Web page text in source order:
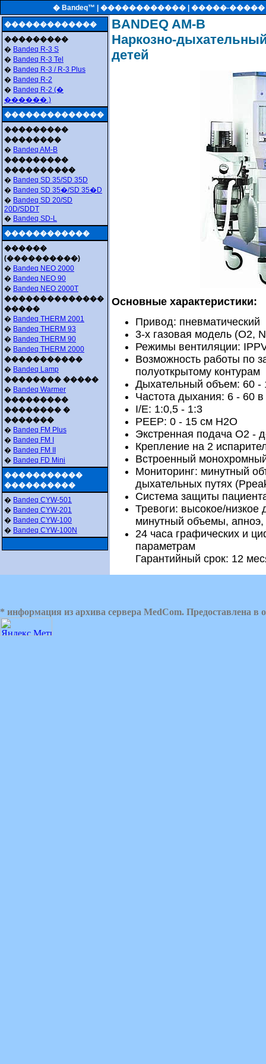
� Bandeq™ | ������������
| �����-�����
�������������
���������
� Bandeq R-3 S
� Bandeq R-3 Tel
� Bandeq R-3 / R-3 Plus
� Bandeq R-2
� Bandeq R-2 (�
������.)
��������������
���������
��������
� Bandeq AM-B
���������
����������
� Bandeq SD 35/SD 35D
� Bandeq SD 35�/SD 35�D
� Bandeq SD 20/SD
20D/SDDT
� Bandeq SD-L
������������
������
(����������)
� Bandeq NEO 2000
� Bandeq NEO 90
� Bandeq NEO 2000T
��������������
�����
� Bandeq THERM 2001
� Bandeq THERM 93
� Bandeq THERM 90
� Bandeq THERM 2000
�����������
� Bandeq Lamp
�������� �����
� Bandeq Warmer
���������
�������� �
�������
� Bandeq FM Plus
� Bandeq FM I
� Bandeq FM II
� Bandeq FD Mini
�����������
����������
� Bandeq CYW-501
� Bandeq CYW-201
� Bandeq CYW-100
� Bandeq CYW-100N
BANDEQ AM-B
Наркозно-
детей
Основные характеристики:
Привод: пневматический
3-х газовая модель (О2,
Режимы вентиляции:
Возможность работы по
полуоткрытому контурам
Дыхательный объем: 60 -
Частота дыхания: 6 - 60
I/E: 1:0,5 - 1:3
PEEP: 0 - 15 см H2O
Экстренная подача О2 -
Крепление на 2
Встроенный
Мониторинг: минутный
дыхательных путях
Система защиты
Тревоги: высокое/
минутный объемы, апноэ,
24 часа графических и
параметрам
Гарантийный срок: 12
* информация из архива сервера MedCom. Предоставлена в